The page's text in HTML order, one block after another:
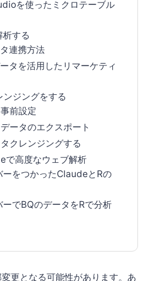
を使ったミクロテーブル
する
連携方法
タを活用したリマーケティ
ジングをする
前設定
ータのエクスポート
クレンジングする
高度なウェブ解析
ーをつかったClaudeとRの
でBQのデータをRで分析
更となる可能性があります。あ